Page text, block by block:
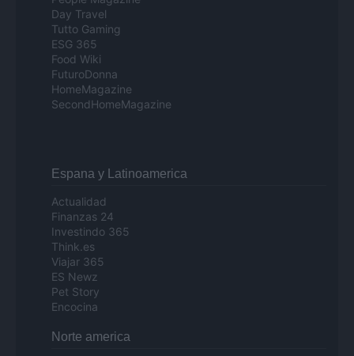
Day Travel
Tutto Gaming
ESG 365
Food Wiki
FuturoDonna
HomeMagazine
SecondHomeMagazine
Espana y Latinoamerica
Actualidad
Finanzas 24
Investindo 365
Think.es
Viajar 365
ES Newz
Pet Story
Encocina
Norte america